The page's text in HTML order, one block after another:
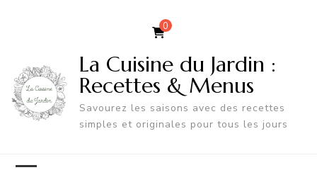
0
La Cuisine du Jardin :
Recettes & Menus
Savourez les saisons avec des recettes
simples et originales pour tous les jours